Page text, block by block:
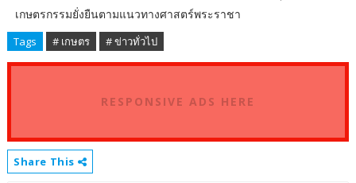
เกษตรกรรมยั่งยืนตามแนวทางศาสตร์พระราชา
Tags # เกษตร # ข่าวทั่วไป
RESPONSIVE ADS HERE
Share This